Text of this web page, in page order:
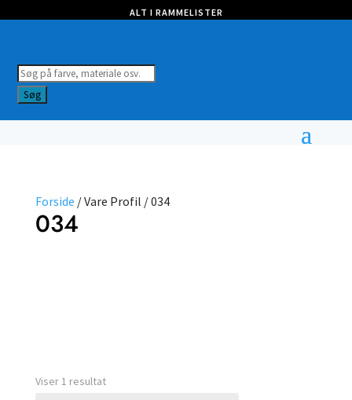
ALT I RAMMELISTER
Products
search
Søg
Forside / Vare Profil / 034
034
Viser 1 resultat